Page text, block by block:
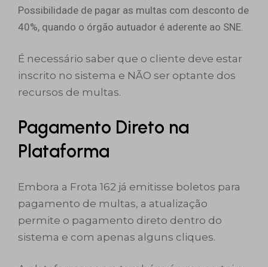
Possibilidade de pagar as multas com desconto de
40%, quando o órgão autuador é aderente ao SNE.
É necessário saber que o cliente deve estar
inscrito no sistema e NÃO ser optante dos
recursos de multas.
Pagamento Direto na
Plataforma
Embora a Frota 162 já emitisse boletos para
pagamento de multas, a atualização
permite o pagamento direto dentro do
sistema e com apenas alguns cliques.